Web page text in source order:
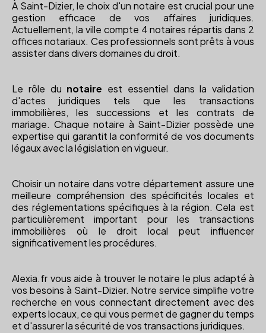
À Saint-Dizier, le choix d'un notaire est crucial pour une
gestion efficace de vos affaires juridiques.
Actuellement, la ville compte 4 notaires répartis dans 2
offices notariaux. Ces professionnels sont prêts à vous
assister dans divers domaines du droit.
Le rôle du notaire est essentiel dans la validation
d'actes juridiques tels que les transactions
immobilières, les successions et les contrats de
mariage. Chaque notaire à Saint-Dizier possède une
expertise qui garantit la conformité de vos documents
légaux avec la législation en vigueur.
Choisir un notaire dans votre département assure une
meilleure compréhension des spécificités locales et
des réglementations spécifiques à la région. Cela est
particulièrement important pour les transactions
immobilières où le droit local peut influencer
significativement les procédures.
Alexia.fr vous aide à trouver le notaire le plus adapté à
vos besoins à Saint-Dizier. Notre service simplifie votre
recherche en vous connectant directement avec des
experts locaux, ce qui vous permet de gagner du temps
et d'assurer la sécurité de vos transactions juridiques.